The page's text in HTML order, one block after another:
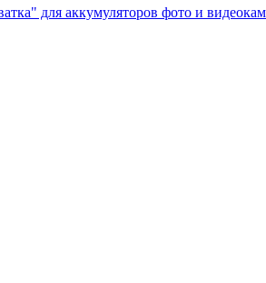
для аккумуляторов фото и